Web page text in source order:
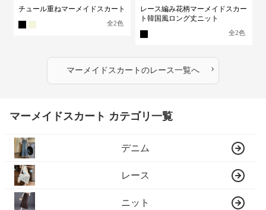
チュール重ねマーメイドスカート
全2色
レース編み花柄マーメイドスカー
ト韓国風ロング丈ニット
全2色
マーメイドスカート のレース一覧へ ›
マーメイドスカート カテゴリ一覧
デニム
レース
ニット